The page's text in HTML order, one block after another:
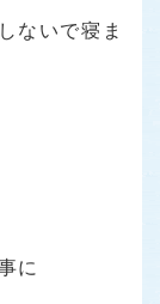
ないで寝ま
に